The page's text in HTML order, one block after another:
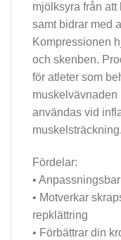
mjölksyra från
samt bidrar med
Kompressionen
och skenben.
för atleter som
muskelvävnaden
användas vid
muskelsträckning.
Fördelar:
•
• Motverkar
repklättring
• Förbättrar din